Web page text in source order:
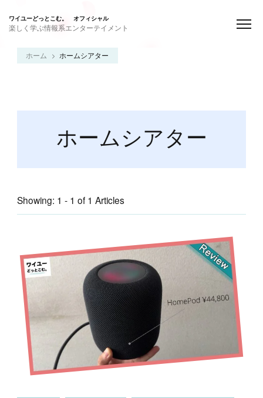
ワイユーどっとこむ。 オフィシャル
楽しく学ぶ情報系エンターテイメント
ホーム ホームシアター
ホームシアター
Showing: 1 - 1 of 1 Articles